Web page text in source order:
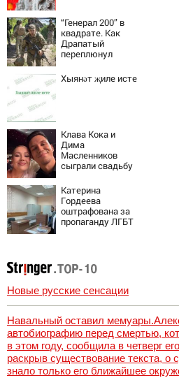
“Генерал 200” в
квадрате. Как
Драпатый
переплюнул
Хыянәт җиле исте
Клава Кока и
Дима
Масленников
сыграли свадьбу
Катерина
Гордеева
оштрафована за
пропаганду ЛГБТ
Новые русские сенсации
Навальный оставил
автобиографию перед смертью,
в этом году, сообщила в четверг
раскрыв существование текста, о
знало только его ближайшее